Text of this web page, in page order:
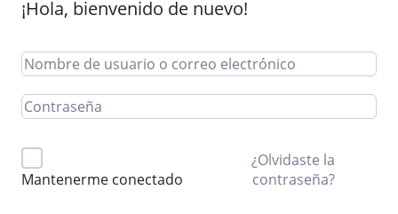
¡Hola, bienvenido de nuevo!
Mantenerme conectado
¿Olvidaste la
contraseña?